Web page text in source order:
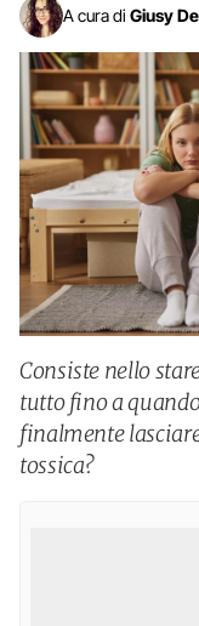
A cura di Giusy
Consiste nello
tutto fino a
finalmente
tossica?